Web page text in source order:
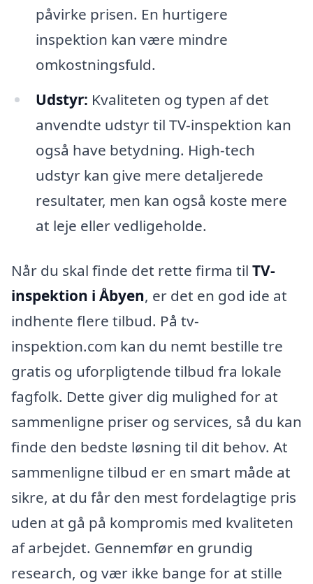
påvirke prisen. En hurtigere
inspektion kan være mindre
omkostningsfuld.
Udstyr: Kvaliteten og typen af det
anvendte udstyr til TV-inspektion kan
også have betydning. High-tech
udstyr kan give mere detaljerede
resultater, men kan også koste mere
at leje eller vedligeholde.
Når du skal finde det rette firma til TV-
inspektion i Åbyen, er det en god ide at
indhente flere tilbud. På tv-
inspektion.com kan du nemt bestille tre
gratis og uforpligtende tilbud fra lokale
fagfolk. Dette giver dig mulighed for at
sammenligne priser og services, så du kan
finde den bedste løsning til dit behov. At
sammenligne tilbud er en smart måde at
sikre, at du får den mest fordelagtige pris
uden at gå på kompromis med kvaliteten
af arbejdet. Gennemfør en grundig
research, og vær ikke bange for at stille